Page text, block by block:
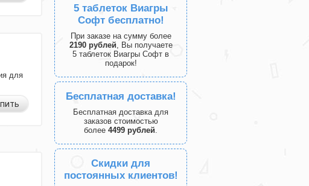
для
5 таблеток Виагры
Софт бесплатно!
При заказе на сумму более
2190 рублей, Вы получаете
5 таблеток Виагры Софт в
подарок!
Бесплатная доставка!
Бесплатная доставка для
заказов стоимостью
более 4499 рублей.
Скидки для
постоянных клиентов!